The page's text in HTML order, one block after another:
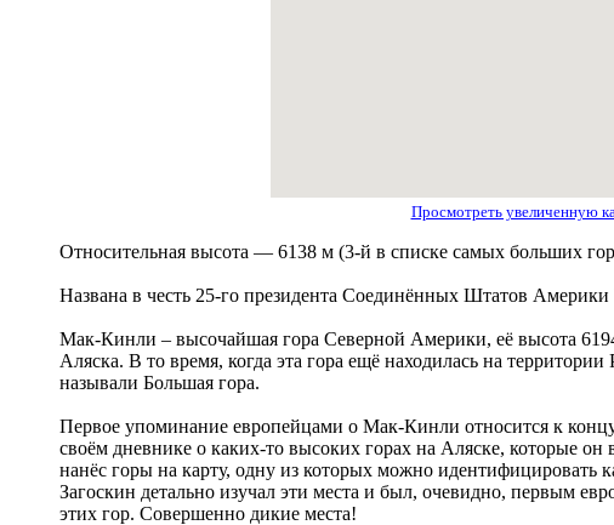
Просмотреть увеличенную
Относительная высота — 6138 м (3-й в списке самых больших
Назвaна в честь 25-го президента Соединённых Штатов
Мак-Кинли – высочайшая гора Северной Америки, её высота
Аляска. В то время, когда эта гора ещё находилась на
назывaли Большая гора.
Первое упоминание европейцами о Мак-Кинли относится к
своём дневнике о каких-то высоких горах на Аляске, которые
нанёс горы на карту, одну из которых можно
Загоскин детально изучал эти места и был, очевидно, первым
этих гор. Совершенно дикие места!